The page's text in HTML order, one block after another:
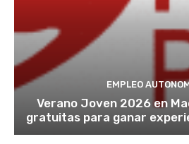
EMPLEO
Verano Joven 2026 en
gratuitas para ganar